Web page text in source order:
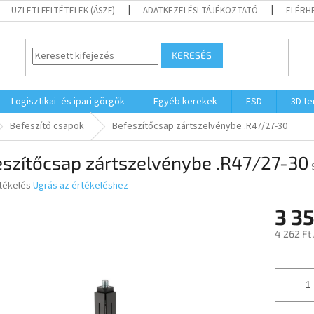
ÜZLETI FELTÉTELEK (ÁSZF) ADATKEZELÉSI TÁJÉKOZTATÓ
KERESÉS
Logisztikai- és ipari görgők Egyéb kerekek ESD 3D
Befeszítő csapok Befeszítőcsap zártszelvénybe .R47/27-30
zártszelvénybe .R47/27-30
Ugrás az értékeléshez
3
4 262 Ft